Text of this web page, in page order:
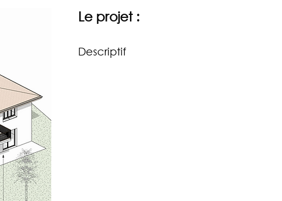
Le projet :
Descriptif